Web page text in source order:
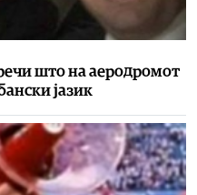
што на аеродромот
јазик